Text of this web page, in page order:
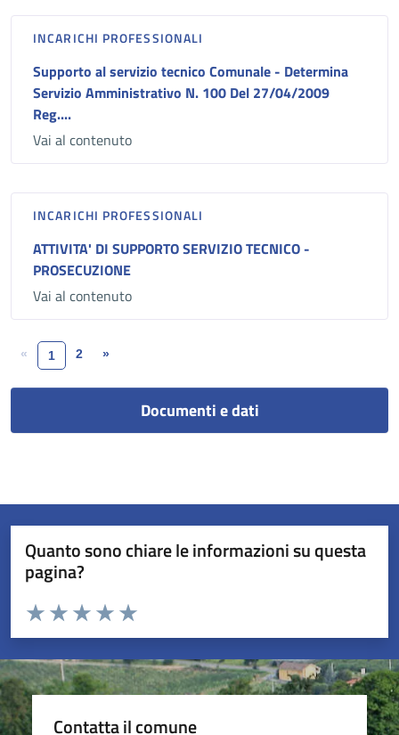
INCARICHI PROFESSIONALI
Supporto al servizio tecnico Comunale - Determina
Servizio Amministrativo N. 100 Del 27/04/2009
Reg....
Vai al contenuto
INCARICHI PROFESSIONALI
ATTIVITA' DI SUPPORTO SERVIZIO TECNICO -
PROSECUZIONE
Vai al contenuto
« 1 2 »
Documenti e dati
Quanto sono chiare le informazioni su questa
pagina?
Valuta da 1 a 5 stelle la pagina
Valuta 5 stelle su 5
Valuta 4 stelle su 5
Valuta 3 stelle su 5
Valuta 2 stelle su 5
Valuta 1 stelle su 5
Contatta il comune